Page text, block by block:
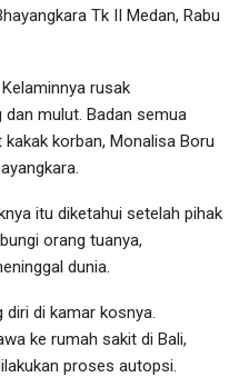
Tk II Medan, Rabu
rusak
dan mulut. Badan semua
kakak korban, Monalisa Boru
itu diketahui setelah pihak
orang tuanya,
dunia.
di kamar kosnya.
ke rumah sakit di Bali,
proses autopsi.